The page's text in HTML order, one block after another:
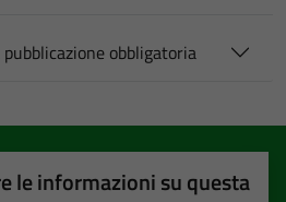
obbligatoria
le informazioni su questa